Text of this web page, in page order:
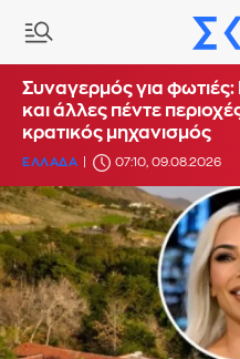
Συναγερμός για φωτιές:
και άλλες πέντε
κρατικός μηχανισμός
ΕΛΛΑΔΑ 07:10, 09.08.2026